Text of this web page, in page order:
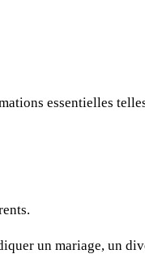
essentielles
un mariage, un